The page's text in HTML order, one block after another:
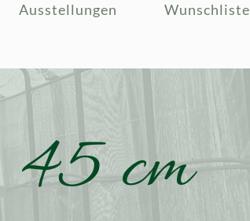
Ausstellungen Wunschliste
45 cm